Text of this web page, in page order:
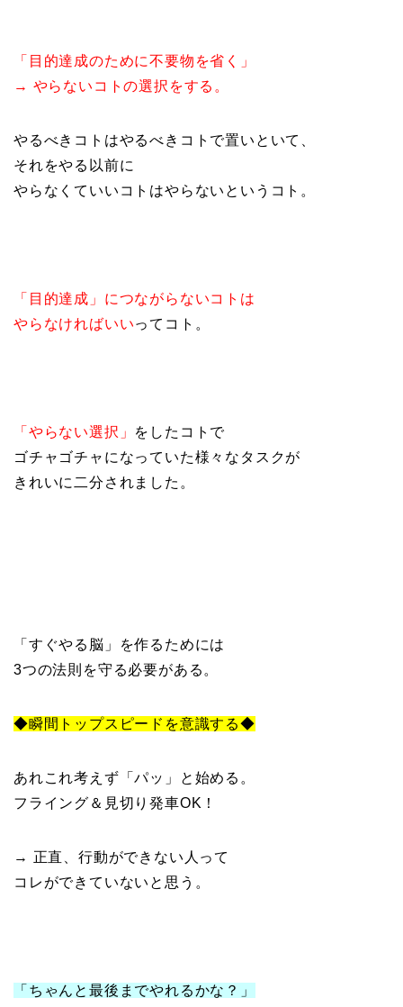
「目的達成のために不要物を省く」
→ やらないコトの選択をする。
やるべきコトはやるべきコトで置いといて、
それをやる以前に
やらなくていいコトはやらないというコト。
「目的達成」につながらないコトは
やらなければいいってコト。
「やらない選択」 をしたコトで
ゴチャゴチャになっていた様々なタスクが
きれいに二分されました。
「すぐやる脳」を作るためには
3つの法則を守る必要がある。
◆瞬間トップスピードを意識する◆
あれこれ考えず「パッ」と始める。
フライング＆見切り発車OK！
→ 正直、行動ができない人って
コレができていないと思う。
「ちゃんと最後までやれるかな？」